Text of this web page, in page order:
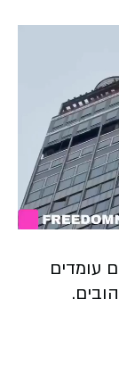
עומדים